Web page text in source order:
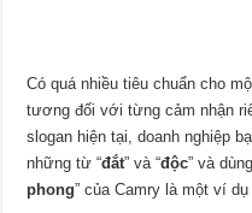
Có quá nhiều tiêu chuẩn cho
tương đối với từng cảm nhận
slogan hiện tại, doanh nghiệp
những từ “đắt” và “độc” và
phong” của Camry là một ví dụ